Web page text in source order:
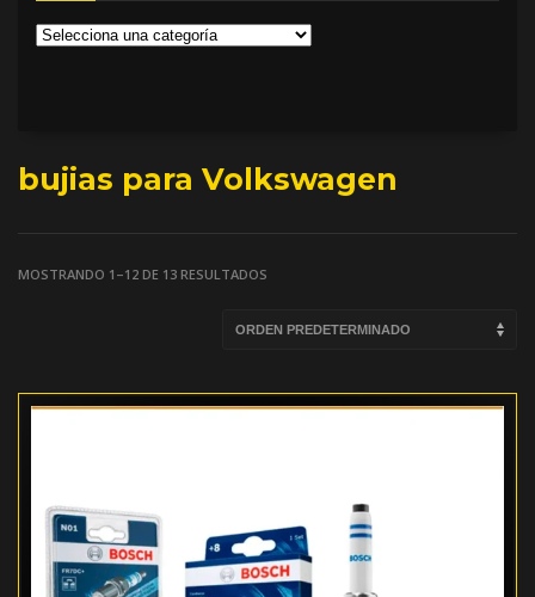
bujias para Volkswagen
MOSTRANDO 1–12 DE 13 RESULTADOS